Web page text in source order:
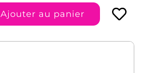
Ajouter au panier